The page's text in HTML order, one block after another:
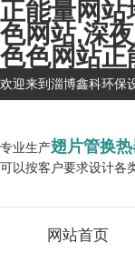
正能量网站
色网站,深
色色网站正
欢迎来到淄博鑫科环保
专业生产翅片管换热
可以按客户要求设计各
网站首页